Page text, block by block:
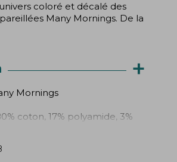
coloré et décalé des
Many Mornings. De la
+
Mornings
coton, 17% polyamide, 3%